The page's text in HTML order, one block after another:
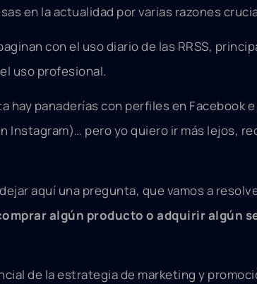
en la actualidad por varias razones
con el uso diario de las RRSS,
uso profesional.
hay panaderías con perfiles en Facebook
pero yo quiero ir más lejos,
aquí una pregunta, que vamos a
algún producto o adquirir algún
de la estrategia de marketing y